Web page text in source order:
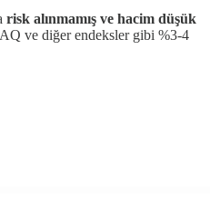
risk alınmamış ve hacim düşük
ve diğer endeksler gibi %3-4